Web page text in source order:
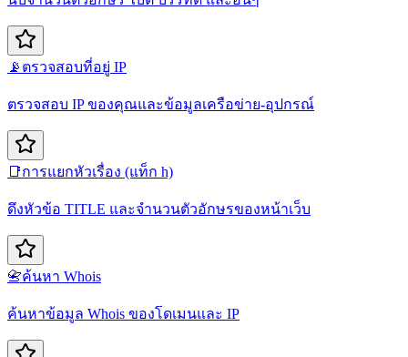
📡 ตรวจสอบที่อยู่ IP
ตรวจสอบ IP ของคุณและข้อมูลเครือข่าย-อุปกรณ์
📑การแยกหัวเรื่อง (แท็ก h)
ดึงหัวข้อ TITLE และจำนวนตัวอักษรของหน้าเว็บ
📇ค้นหา Whois
ค้นหาข้อมูล Whois ของโดเมนและ IP